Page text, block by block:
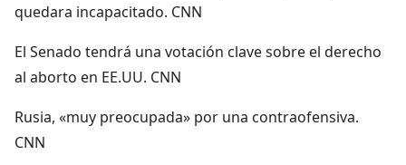
quedara incapacitado. CNN
El Senado tendrá una votación clave sobre el derecho
al aborto en EE.UU. CNN
Rusia, «muy preocupada» por una contraofensiva.
CNN